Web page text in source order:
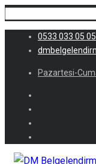
0533 033 05 05
Pazartesi-